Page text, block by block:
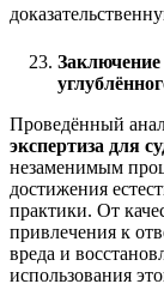
Проведённый
экспертиза для
незаменимым
достижения
практики. От
привлечения к
вреда и
использования